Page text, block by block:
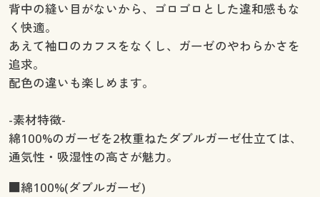
背中の縫い目がないから、ゴロゴロとした違和感もな
く快適。
あえて袖口のカフスをなくし、ガーゼのやわらかさを
追求。
配色の違いも楽しめます。
-素材特徴-
綿100%のガーゼを2枚重ねたダブルガーゼ仕立ては、
通気性・吸湿性の高さが魅力。
■綿100%(ダブルガーゼ)